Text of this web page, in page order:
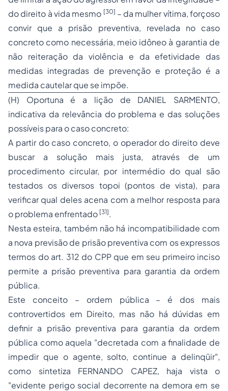
do direito à vida mesmo [30] – da mulher vítima, forçoso
convir que a prisão preventiva, revelada no caso
concreto como necessária, meio idôneo à garantia de
não reiteração da violência e da efetividade das
medidas integradas de prevenção e proteção é a
medida cautelar que se impõe.
(H) Oportuna é a lição de DANIEL SARMENTO,
indicativa da relevância do problema e das soluções
possíveis para o caso concreto:
A partir do caso concreto, o operador do direito deve
buscar a solução mais justa, através de um
procedimento circular, por intermédio do qual são
testados os diversos topoi (pontos de vista), para
verificar qual deles acena com a melhor resposta para
o problema enfrentado [31].
Nesta esteira, também não há incompatibilidade com
a nova previsão de prisão preventiva com os expressos
termos do art. 312 do CPP que em seu primeiro inciso
permite a prisão preventiva para garantia da ordem
pública.
Este conceito – ordem pública – é dos mais
controvertidos em Direito, mas não há dúvidas em
definir a prisão preventiva para garantia da ordem
pública como aquela "decretada com a finalidade de
impedir que o agente, solto, continue a delinqüir",
como sintetiza FERNANDO CAPEZ, haja vista o
"evidente perigo social decorrente na demora em se